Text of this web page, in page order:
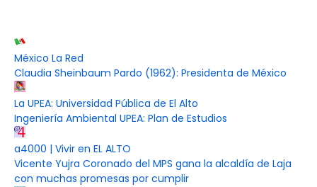
México La Red
Claudia Sheinbaum Pardo (1962): Presidenta de México
La UPEA: Universidad Pública de El Alto
Ingeniería Ambiental UPEA: Plan de Estudios
a4000 | Vivir en EL ALTO
Vicente Yujra Coronado del MPS gana la alcaldía de Laja
con muchas promesas por cumplir